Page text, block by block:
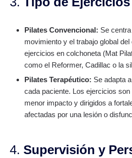
Pilates Convencional: Se
movimiento y el trabajo global
ejercicios en colchoneta (Mat
como el Reformer, Cadillac o la
Pilates Terapéutico: Se adapta
cada paciente. Los ejercicios
menor impacto y dirigidos a
afectadas por una lesión o
4. Supervisión y